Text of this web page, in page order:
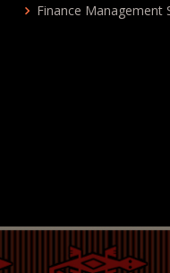
Finance Management